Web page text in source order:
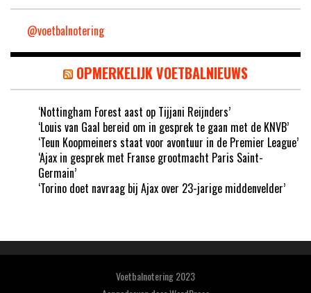
@voetbalnotering
OPMERKELIJK VOETBALNIEUWS
‘Nottingham Forest aast op Tijjani Reijnders’
‘Louis van Gaal bereid om in gesprek te gaan met de KNVB’
‘Teun Koopmeiners staat voor avontuur in de Premier League’
‘Ajax in gesprek met Franse grootmacht Paris Saint-
Germain’
‘Torino doet navraag bij Ajax over 23-jarige middenvelder’
Voetbalnotering 2023